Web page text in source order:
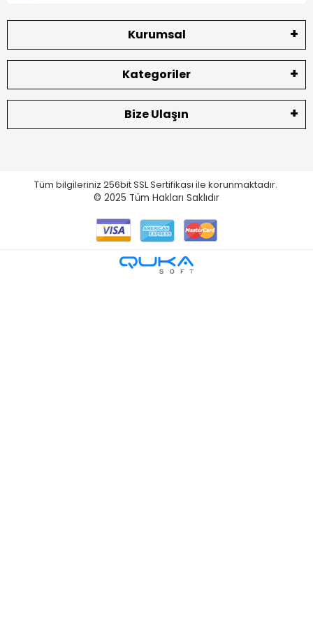
Kurumsal
Kategoriler
Bize Ulaşın
Tüm bilgileriniz 256bit SSL Sertifikası ile korunmaktadır.
© 2025 Tüm Hakları Saklıdır